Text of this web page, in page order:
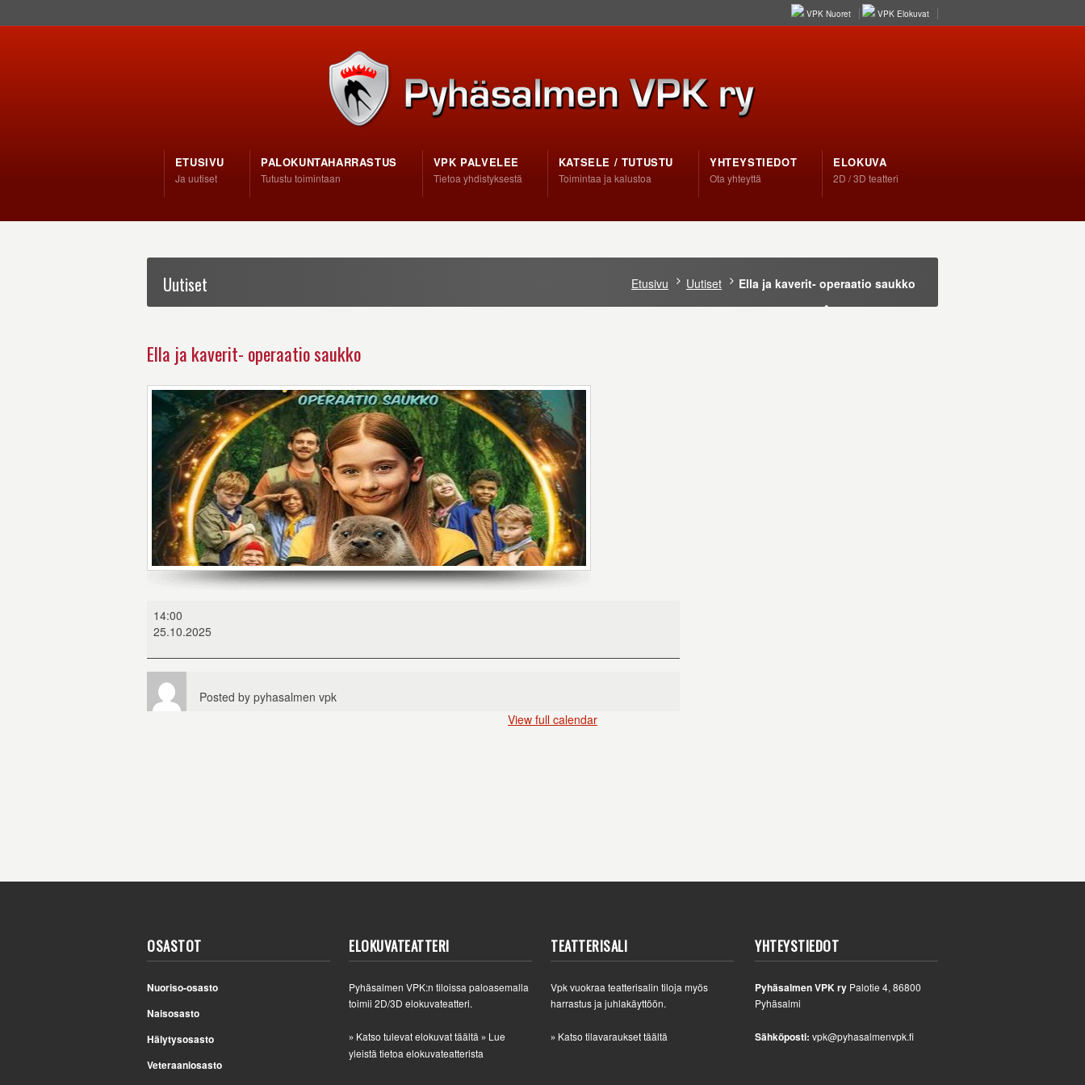
VPK Nuoret VPK Elokuvat
ETUSIVU
Ja uutiset
PALOKUNTAHARRASTUS
Tutustu toimintaan
VPK PALVELEE
Tietoa yhdistyksestä
KATSELE / TUTUSTU
Toimintaa ja kalustoa
YHTEYSTIEDOT
Ota yhteyttä
ELOKUVA
2D / 3D teatteri
Uutiset Etusivu Uutiset Ella ja kaverit- operaatio saukko
Ella ja kaverit- operaatio saukko
kaverit-
operaatio
saukko
14:00
25.10.2025
Posted by pyhasalmen vpk
View full calendar
OSASTOT
Nuoriso-osasto
Naisosasto
Hälytysosasto
Veteraaniosasto
ELOKUVATEATTERI
Pyhäsalmen VPK:n tiloissa paloasemalla
toimii 2D/3D elokuvateatteri.
» Katso tulevat elokuvat täältä » Lue
yleistä tietoa elokuvateatterista
TEATTERISALI
Vpk vuokraa teatterisalin tiloja myös
harrastus ja juhlakäyttöön.
» Katso tilavaraukset täältä
YHTEYSTIEDOT
Pyhäsalmen VPK ry Palotie 4, 86800
Pyhäsalmi
Sähköposti: vpk@pyhasalmenvpk.fi